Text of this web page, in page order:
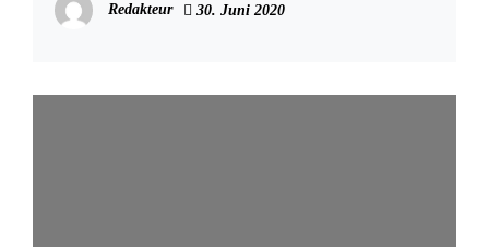
Redakteur 30. Juni 2020